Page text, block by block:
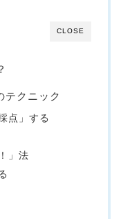
CLOSE
テクニック
点」する
」法